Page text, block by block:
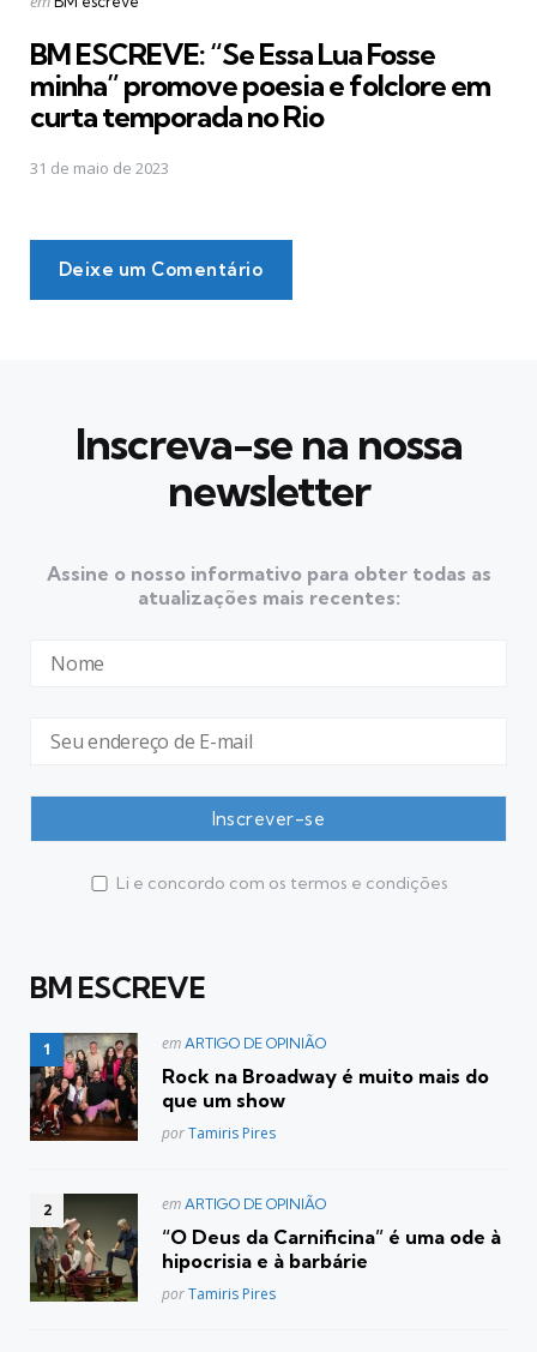
BM ESCREVE: “Se Essa Lua Fosse
minha” promove poesia e folclore em
curta temporada no Rio
31 de maio de 2023
Deixe um Comentário
Inscreva-se na nossa
newsletter
Assine o nosso informativo para obter todas as
atualizações mais recentes:
Li e concordo com os termos e condições
BM ESCREVE
Postado
em ARTIGO DE OPINIÃO
Rock na Broadway é muito mais do
que um show
Posted
porTamiris Pires
Postado
em ARTIGO DE OPINIÃO
“O Deus da Carnificina” é uma ode à
hipocrisia e à barbárie
Posted
porTamiris Pires